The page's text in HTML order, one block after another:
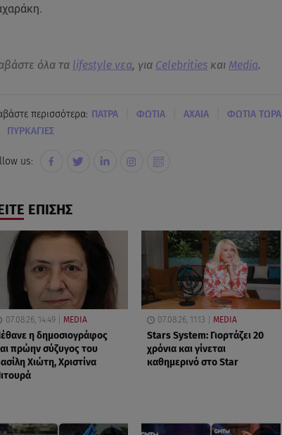
όλα τα lifestyle νεα, για Celebritiesκαι Media.
περισσότερα: ΠΑΤΡΑ ΦΩΤΙΑ ΑΧΑΙΑ ΦΩΤΙΑ ΤΩΡΑ
ΠΥΡΚΑΓΙΕΣ
us:
ΕΠΙΣΗΣ
07.08.26, 14:49 MEDIA
η δημοσιογράφος
πρώην σύζυγος του
Χιώτη, Χριστίνα
07.08.26, 11:13 MEDIA
Stars System: Γιορτάζει 20
χρόνια και γίνεται
καθημερινό στο Star